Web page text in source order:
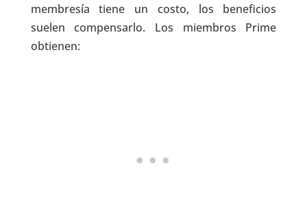
membresía tiene un costo, los beneficios
suelen compensarlo. Los miembros Prime
obtienen: